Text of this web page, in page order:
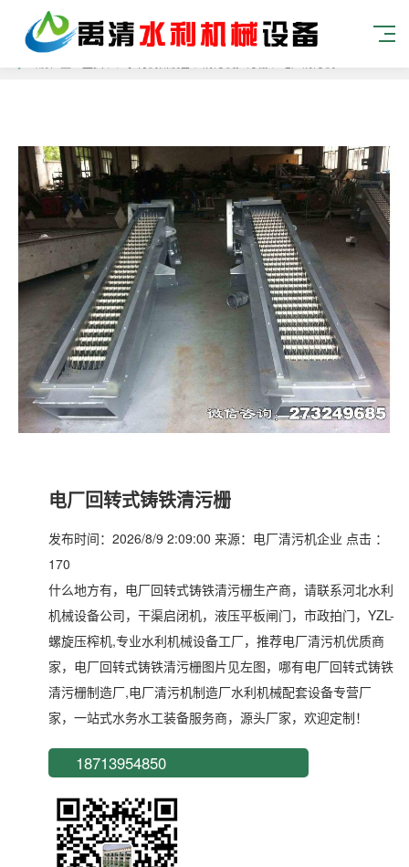
电厂回转式铸铁清污栅
发布时间：2026/8/9 2:09:00 来源：电厂清污机企业 点击 ：
170
什么地方有，电厂回转式铸铁清污栅生产商，请联系河北水利
机械设备公司，干渠启闭机，液压平板闸门，市政拍门，YZL-
螺旋压榨机,专业水利机械设备工厂，推荐电厂清污机优质商
家，电厂回转式铸铁清污栅图片见左图，哪有电厂回转式铸铁
清污栅制造厂,电厂清污机制造厂水利机械配套设备专营厂
家，一站式水务水工装备服务商，源头厂家，欢迎定制！
18713954850